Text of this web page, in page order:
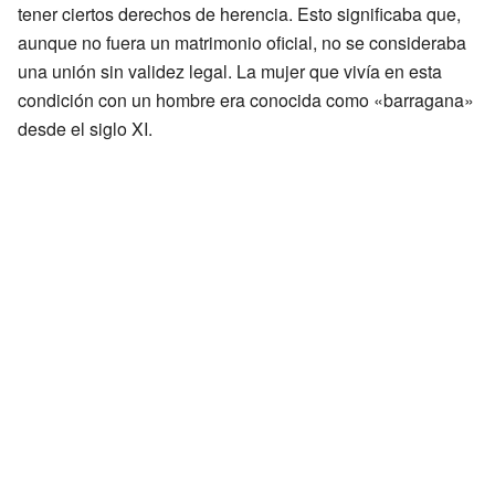
tener ciertos derechos de herencia. Esto significaba que,
aunque no fuera un matrimonio oficial, no se consideraba
una unión sin validez legal. La mujer que vivía en esta
condición con un hombre era conocida como «barragana»
desde el siglo XI.